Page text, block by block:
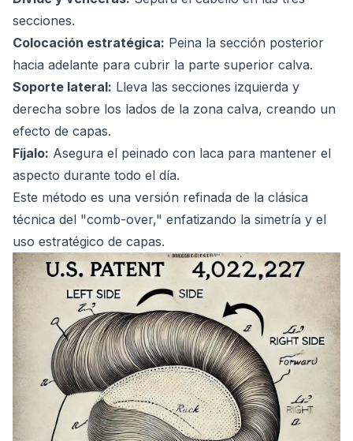
secciones.
Colocación estratégica: Peina la sección posterior
hacia adelante para cubrir la parte superior calva.
Soporte lateral: Lleva las secciones izquierda y
derecha sobre los lados de la zona calva, creando un
efecto de capas.
Fíjalo: Asegura el peinado con laca para mantener el
aspecto durante todo el día.
Este método es una versión refinada de la clásica
técnica del "comb-over," enfatizando la simetría y el
uso estratégico de capas.